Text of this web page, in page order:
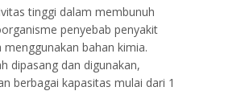
tinggi dalam membunuh
penyebab penyakit
menggunakan bahan kimia.
dipasang dan digunakan,
berbagai kapasitas mulai dari 1